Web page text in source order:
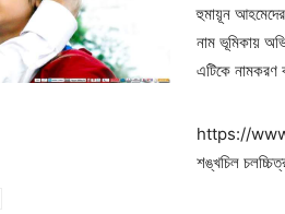
হুমায়ূন আহমেদের
নাম ভূমিকায়
এটিকে নামকরণ
https://
শঙ্খচিল